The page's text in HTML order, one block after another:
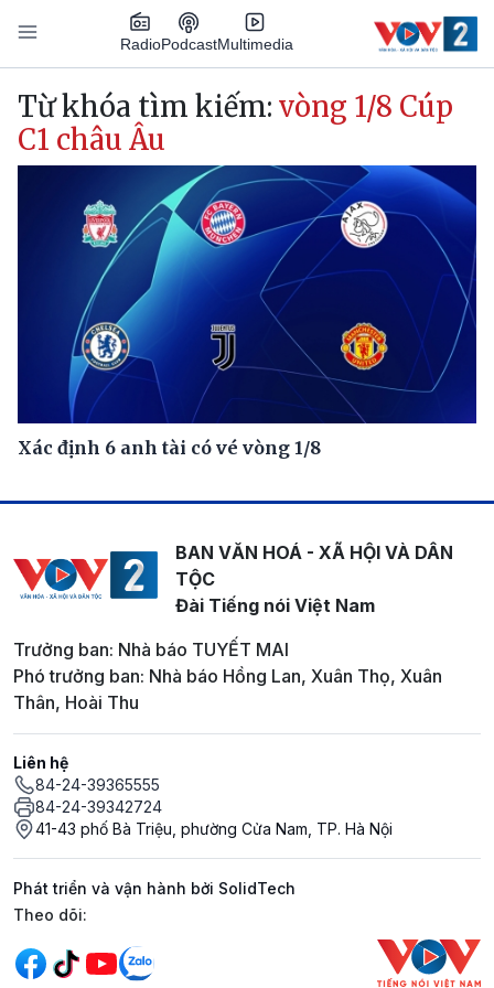
Nhảy đến nội dung
RadioPodcastMultimedia
Main navigation
Từ khóa tìm kiếm: vòng 1/8 Cúp
C1 châu Âu
Xác định 6 anh tài có vé vòng 1/8
BAN VĂN HOÁ - XÃ HỘI VÀ DÂN
TỘC
Đài Tiếng nói Việt Nam
Trưởng ban: Nhà báo TUYẾT MAI
Phó trưởng ban: Nhà báo Hồng Lan, Xuân Thọ, Xuân
Thân, Hoài Thu
Liên hệ
84-24-39365555
84-24-39342724
41-43 phố Bà Triệu, phường Cửa Nam, TP. Hà Nội
Phát triển và vận hành bởi SolidTech
Mạng xã hội
Theo dõi: